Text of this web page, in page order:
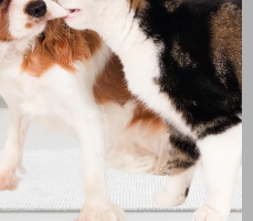
Bactrovet Plata Am Aerosol X
250 Ml
378